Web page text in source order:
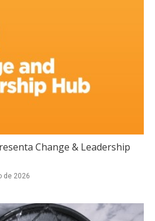
Change & Leadership
de 2026